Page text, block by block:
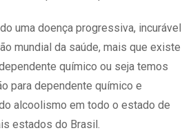
uma doença progressiva, incurável
mundial da saúde, mais que existe
químico ou seja temos
para dependente químico e
alcoolismo em todo o estado de
estados do Brasil.